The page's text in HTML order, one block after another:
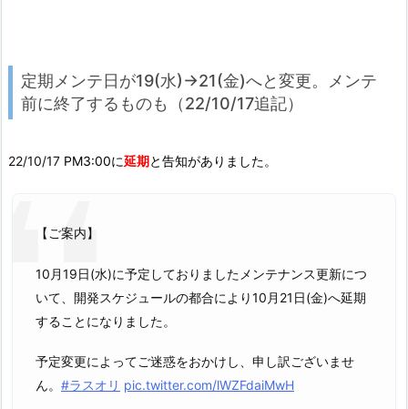
定期メンテ日が19(水)→21(金)へと変更。メンテ
前に終了するものも（22/10/17追記）
22/10/17 PM3:00に延期と告知がありました。
【ご案内】
10月19日(水)に予定しておりましたメンテナンス更新につ
いて、開発スケジュールの都合により10月21日(金)へ延期
することになりました。
予定変更によってご迷惑をおかけし、申し訳ございませ
ん。 #ラスオリ pic.twitter.com/lWZFdaiMwH